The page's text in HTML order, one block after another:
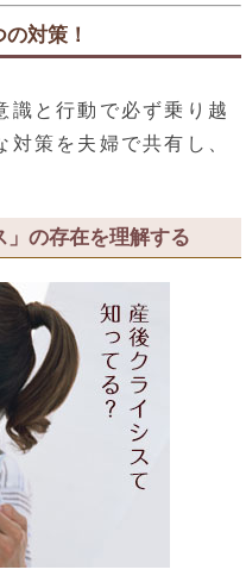
対策！
識と行動で必ず乗り越
策を夫婦で共有し、
の存在を理解する